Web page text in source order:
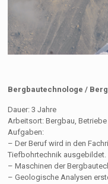
Bergbautechnologe /
Dauer: 3 Jahre
Arbeitsort: Bergbau,
Aufgaben:
– Der Beruf wird in den
Tiefbohrtechnik ausgebildet.
– Maschinen der
– Geologische Analysen